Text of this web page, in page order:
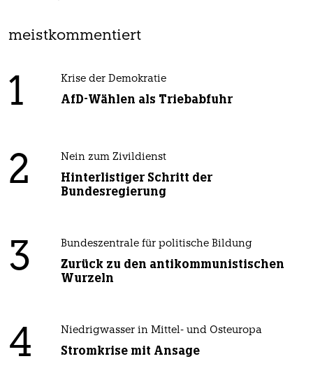
meistkommentiert
1 Krise der Demokratie
AfD-Wählen als Triebabfuhr
2 Nein zum Zivildienst
Hinterlistiger Schritt der
Bundesregierung
3 Bundeszentrale für politische Bildung
Zurück zu den antikommunistischen
Wurzeln
4 Niedrigwasser in Mittel- und Osteuropa
Stromkrise mit Ansage